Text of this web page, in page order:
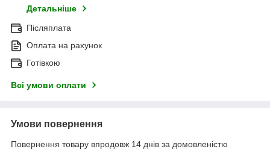
Детальніше
Післяплата
Оплата на рахунок
Готівкою
Всі умови оплати
Умови повернення
Повернення товару впродовж 14 днів за домовленістю